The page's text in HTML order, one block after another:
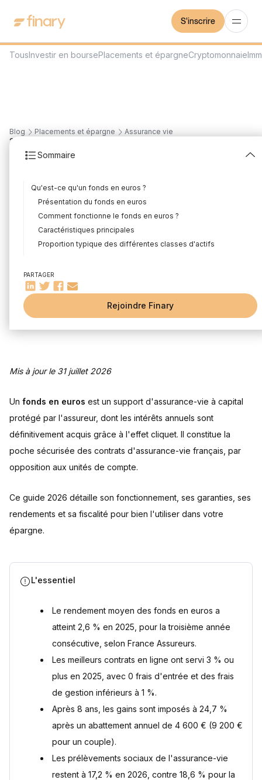
S'inscrire
Blog Placements et épargne Assurance vie
Sommaire
Qu'est-ce qu'un fonds en euros ?
Présentation du fonds en euros
Comment fonctionne le fonds en euros ?
Caractéristiques principales
Proportion typique des différentes classes d'actifs
Garantie de capital
Effet cliquet et intérêts acquis définitivement
Sécurité et liquidité des fonds
Fonds euro-croissance
Quel rendement pour un fonds en euros en 2026 ?
Détermination du rendement annuel
Impact des taux obligataires et de l'inflation
Comment estimer le rendement futur d'un fonds en euros ?
Exemples de fonds en euros en 2026
Frais de gestion et de versement
Fiscalité avantageuse après 8 ans
euros
Questions fréquentes
Quel est le rendement moyen d'un fonds en euros en 2025
Quelle est la fiscalité d'un fonds en euros ?
Peut-on retirer son argent d'un fonds en euros à tout
moment ?
compte ?
Sources
PARTAGER
Rejoindre Finary
24
que c'est ? Guide
complet 2026
Édité par
Mis à jour le 31 juillet 2026
Un fonds en euros est un support d'assurance-vie à capital
protégé par l'assureur, dont les intérêts annuels sont
définitivement acquis grâce à l'effet cliquet. Il constitue la
poche sécurisée des contrats d'assurance-vie français, par
opposition aux unités de compte.
Ce guide 2026 détaille son fonctionnement, ses garanties, ses
rendements et sa fiscalité pour bien l'utiliser dans votre
épargne.
L'essentiel
Le rendement moyen des fonds en euros a
atteint 2,6 % en 2025, pour la troisième année
consécutive, selon France Assureurs.
Les meilleurs contrats en ligne ont servi 3 % ou
plus en 2025, avec 0 frais d'entrée et des frais
de gestion inférieurs à 1 %.
Après 8 ans, les gains sont imposés à 24,7 %
après un abattement annuel de 4 600 € (9 200 €
pour un couple).
Les prélèvements sociaux de l'assurance-vie
restent à 17,2 % en 2026, contre 18,6 % pour la
TousInvestir en boursePlacements et épargneCryptomonnaie